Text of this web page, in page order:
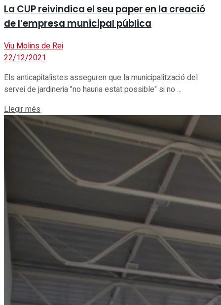
La CUP reivindica el seu paper en la creació
de l’empresa municipal pública
Viu Molins de Rei
22/12/2021
Els anticapitalistes asseguren que la municipalització del
servei de jardineria "no hauria estat possible" si no ...
Llegir més